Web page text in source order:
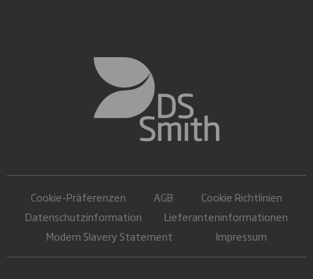
Cookie-Präferenzen AGB
Cookie Richtlinien
Datenschutzinformation
Lieferanteninformationen
Modern Slavery Statement
Impressum